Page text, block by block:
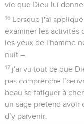
vie que Dieu lui donne
16 Lorsque j'ai
examiner les activités
les yeux de l'homme
nuit –
17 j'ai vu tout ce que
pas comprendre
beau se fatiguer à
un sage prétend avoir
d’y parvenir.